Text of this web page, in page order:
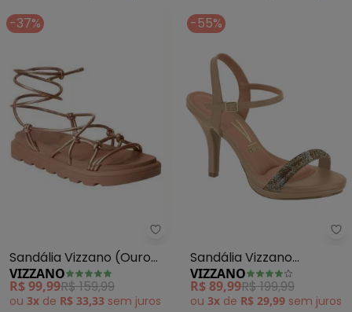
-37%
Vizzano - Sandália Vizzano
Sandália Vizzano (Ouro
Rosa) em Sintético
VIZZANO
R$ 99,99R$ 159,99
ou 3x de R$ 33,33 sem juros
-55%
Sandália Vizzano
(Dourado)
VIZZANO
R$ 89,99R$ 199,99
ou 3x de R$ 29,99 sem juros